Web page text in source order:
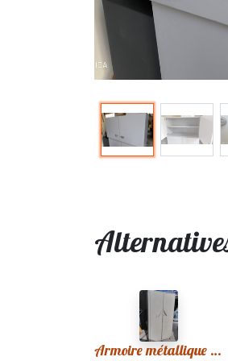
Armoire métallique 159 Vintage